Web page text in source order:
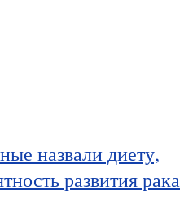
назвали диету,
развития рака